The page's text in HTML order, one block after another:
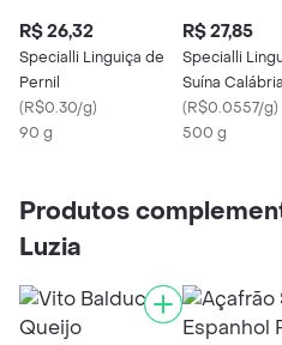
R$ 26,32
Specialli Linguiça de
Pernil
(R$0.30/g)
90 g
R$ 27,85
Specialli
Suína Calábria
(R$0.0557/g)
500 g
Produtos
Luzia